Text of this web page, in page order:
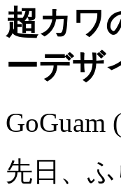
超カワ
ーデザ
GoGuam (
先日、